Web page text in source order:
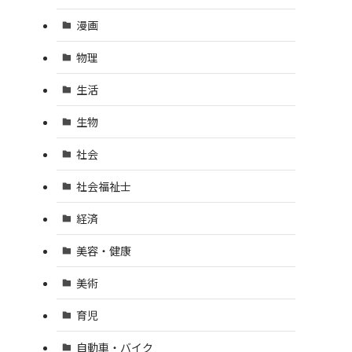
漫画
物理
生活
生物
社会
社会福祉士
経済
美容・健康
美術
育児
自動車・バイク